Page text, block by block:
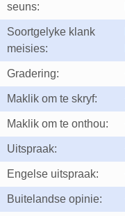
seuns:
Soortgelyke klank
meisies:
Gradering:
Maklik om te skryf:
Maklik om te onthou:
Uitspraak:
Engelse uitspraak:
Buitelandse opinie: